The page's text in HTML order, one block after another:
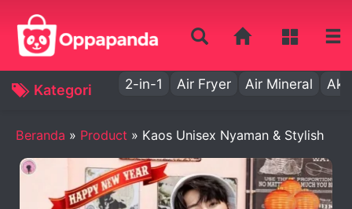
Kategori 2-in-1 Air Fryer Air Mineral Aki
Beranda » Product » Kaos Unisex Nyaman & Stylish